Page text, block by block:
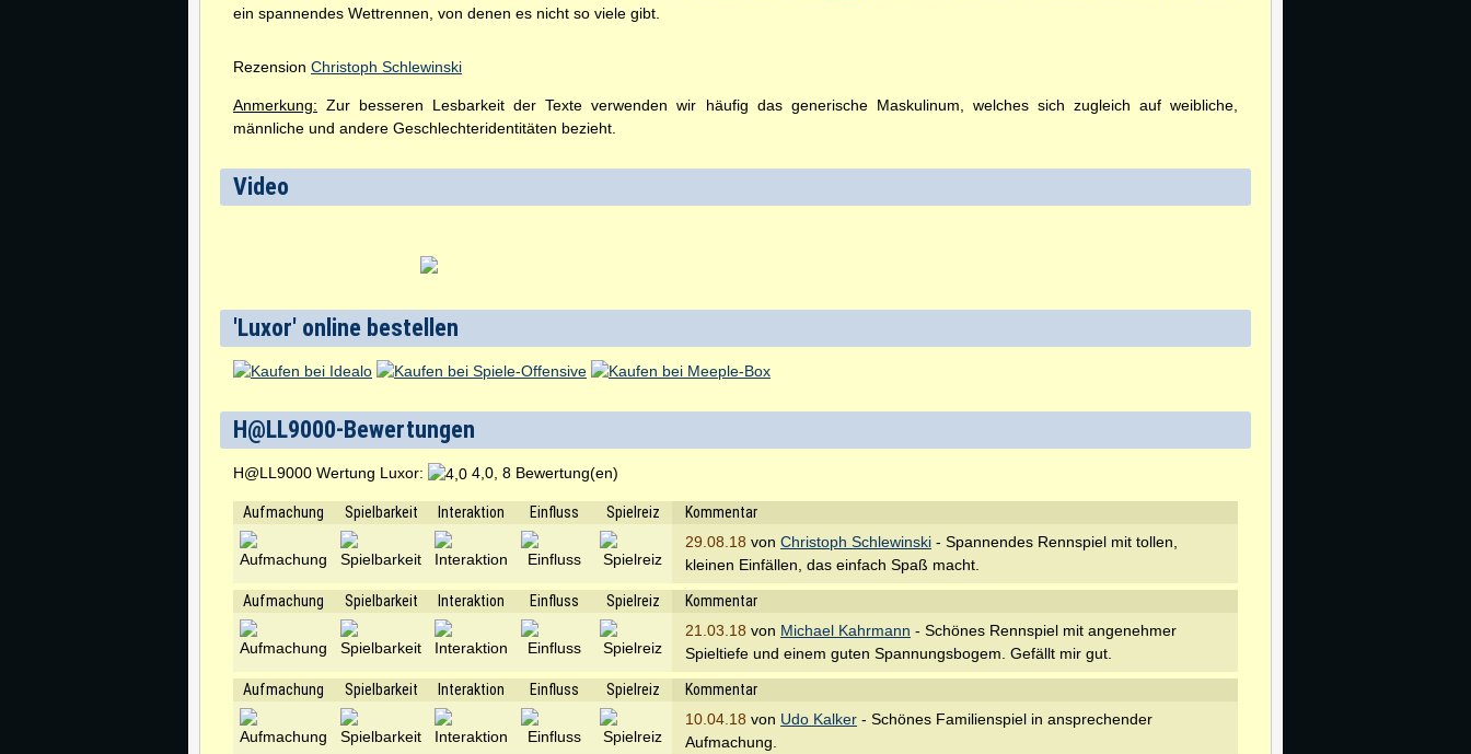
ein spannendes Wettrennen, von denen es nicht so viele gibt.
Rezension Christoph Schlewinski
Anmerkung: Zur besseren Lesbarkeit der Texte verwenden wir häufig das generische Maskulinum, welches sich zugleich auf weibliche,
männliche und andere Geschlechteridentitäten bezieht.
Video
'Luxor' online bestellen
H@LL9000-Bewertungen
H@LL9000 Wertung Luxor: 4,0, 8 Bewertung(en)
Aufmachung Spielbarkeit Interaktion Einfluss Spielreiz
Kommentar
29.08.18 von Christoph Schlewinski - Spannendes Rennspiel mit tollen,
kleinen Einfällen, das einfach Spaß macht.
Aufmachung Spielbarkeit Interaktion Einfluss Spielreiz
Kommentar
21.03.18 von Michael Kahrmann - Schönes Rennspiel mit angenehmer
Spieltiefe und einem guten Spannungsbogem. Gefällt mir gut.
Aufmachung Spielbarkeit Interaktion Einfluss Spielreiz
Kommentar
10.04.18 von Udo Kalker - Schönes Familienspiel in ansprechender
Aufmachung.